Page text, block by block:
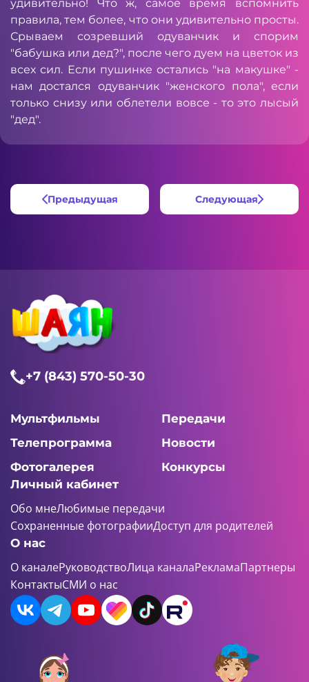
удивительно! Что ж, самое время вспомнить
правила, тем более, что они удивительно просты.
Срываем созревший одуванчик и спорим
"бабушка или дед?", после чего дуем на цветок из
всех сил. Если пушинке остались "на макушке" -
нам достался одуванчик "женского пола", если
только снизу или облетели вовсе - то это лысый
"дед".
Предыдущая Следующая
+7 (843) 570-50-30
Мультфильмы
Передачи
Телепрограмма
Новости
Фотогалерея
Конкурсы
Личный кабинет
Обо мнеЛюбимые передачи
Сохраненные фотографииДоступ для родителей
О нас
О каналеРуководствоЛица каналаРекламаПартнеры
КонтактыСМИ о нас